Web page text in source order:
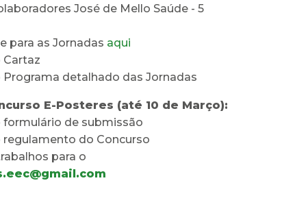
José de Mello Saúde - 5
para as Jornadas aqui
Cartaz
Programa detalhado das Jornadas
E-Posteres (até 10 de Março):
formulário de submissão
regulamento do Concurso
para o